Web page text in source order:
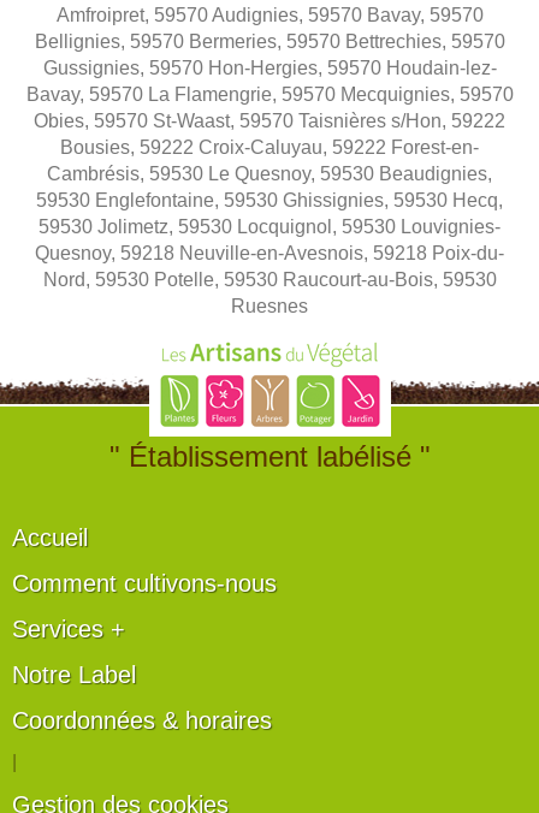
Amfroipret, 59570 Audignies, 59570 Bavay, 59570
Bellignies, 59570 Bermeries, 59570 Bettrechies, 59570
Gussignies, 59570 Hon-Hergies, 59570 Houdain-lez-
Bavay, 59570 La Flamengrie, 59570 Mecquignies, 59570
Obies, 59570 St-Waast, 59570 Taisnières s/Hon, 59222
Bousies, 59222 Croix-Caluyau, 59222 Forest-en-
Cambrésis, 59530 Le Quesnoy, 59530 Beaudignies,
59530 Englefontaine, 59530 Ghissignies, 59530 Hecq,
59530 Jolimetz, 59530 Locquignol, 59530 Louvignies-
Quesnoy, 59218 Neuville-en-Avesnois, 59218 Poix-du-
Nord, 59530 Potelle, 59530 Raucourt-au-Bois, 59530
Ruesnes
" Établissement labélisé "
Accueil
Comment cultivons-nous
Services +
Notre Label
Coordonnées & horaires
Gestion des cookies